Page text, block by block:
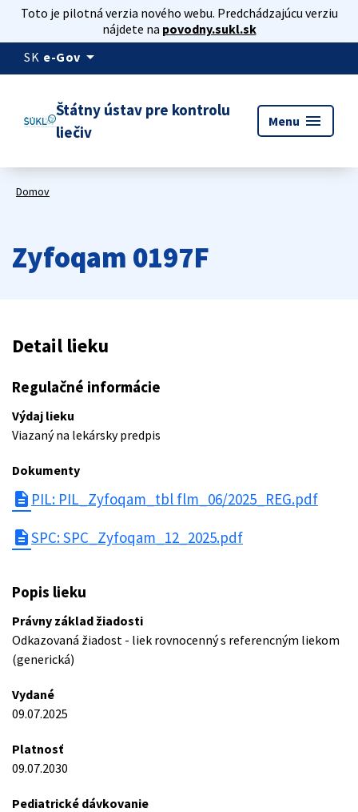
Toto je pilotná verzia nového webu. Predchádzajúcu verziu
nájdete na povodny.sukl.sk
SK e-Gov arrow_drop_down
Štátny ústav pre kontrolu
liečiv
Menu menu
Domov
Zyfoqam 0197F
Detail lieku
Regulačné informácie
Výdaj lieku
Viazaný na lekársky predpis
Dokumenty
description PIL: PIL_Zyfoqam_tbl flm_06/2025_REG.pdf
descriptionSPC: SPC_Zyfoqam_12_2025.pdf
Popis lieku
Právny základ žiadosti
Odkazovaná žiadost - liek rovnocenný s referencným liekom
(generická)
Vydané
09.07.2025
Platnosť
09.07.2030
Pediatrické dávkovanie